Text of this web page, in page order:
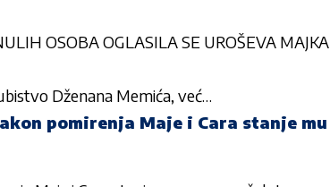
OSOBA OGLASILA SE UROŠEVA MAJKA
Dženana Memića, već…
pomirenja Maje i Cara stanje mu